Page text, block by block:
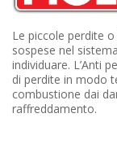
AREA RIVENDITORI
DICONO DI NOI
Le piccole perdite
sospese nel
individuare. L’Anti
di perdite in modo
combustione dai
raffreddamento.